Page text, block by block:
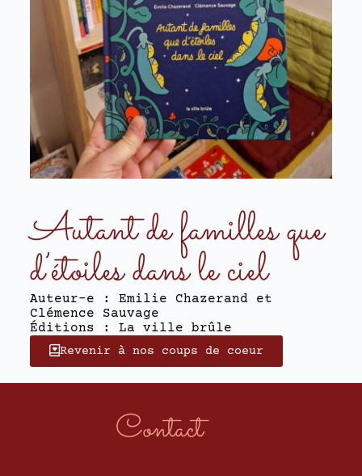
Autant de familles que
d’étoiles dans le ciel
Auteur-e : Emilie Chazerand et
Clémence Sauvage
Éditions : La ville brûle
Revenir à nos coups de coeur
Contact